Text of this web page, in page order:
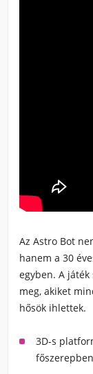
Az Astro Bot
hanem a 30
egyben. A
meg, akiket
hősök ihlettek.
3D-s